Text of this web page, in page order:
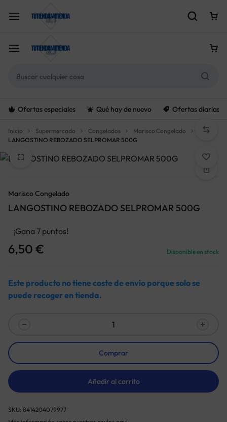
Ofertas especiales Qué hay de nuevo Ofertas diarias
Inicio Supermercado Congelados
Marisco Congelado
LANGOSTINO REBOZADO SELPROMAR 500G
Marisco Congelado
LANGOSTINO REBOZADO SELPROMAR 500G
¡Gana 7 puntos!
6,50 € Disponible en stock
Este producto no tiene coste de envío porque solo se
puede recoger en tienda.
Añadir al carrito
Comprar
SKU: 8414204079977